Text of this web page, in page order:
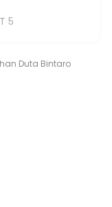
5
Duta Bintaro